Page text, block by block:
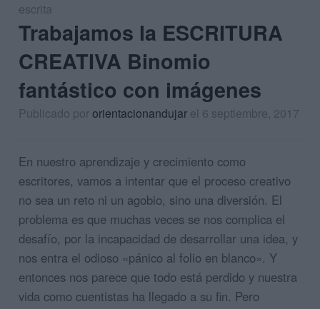
escrita
Trabajamos la ESCRITURA
CREATIVA Binomio
fantástico con imágenes
Publicado pororientacionandujar el 6 septiembre, 2017
En nuestro aprendizaje y crecimiento como
escritores, vamos a intentar que el proceso creativo
no sea un reto ni un agobio, sino una diversión. El
problema es que muchas veces se nos complica el
desafío, por la incapacidad de desarrollar una idea, y
nos entra el odioso «pánico al folio en blanco». Y
entonces nos parece que todo está perdido y nuestra
vida como cuentistas ha llegado a su fin. Pero